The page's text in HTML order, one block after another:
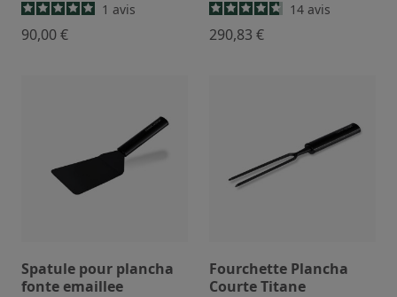
1 avis
90,00 €
14 avis
290,83 €
Spatule pour plancha
fonte emaillee
Fourchette Plancha
Courte Titane